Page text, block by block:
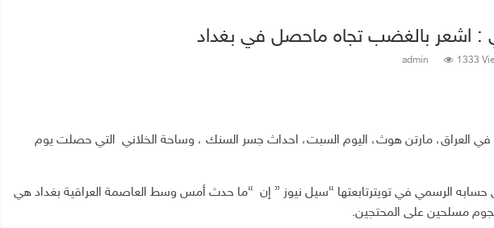
: اشعر بالغضب تجاه ماحصل في بغداد
admin 1333
العراق، مارتن هوث، اليوم السبت، احداث جسر السنك ، وساحة الخلاني التي حصلت يوم
الرسمي في تويترتابعتها “سيل نيوز ” إن “ما حدث أمس وسط العاصمة العراقية بغداد هي
مسلحين على المحتجين.